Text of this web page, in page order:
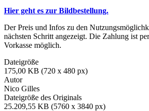
Hier geht es zur Bildbestellung.
Der Preis und Infos zu den
nächsten Schritt angezeigt. Die Zahlung ist
Vorkasse möglich.
Dateigröße
175,00 KB (720 x 480 px)
Autor
Nico Gilles
Dateigröße des Originals
25.209,55 KB (5760 x 3840 px)